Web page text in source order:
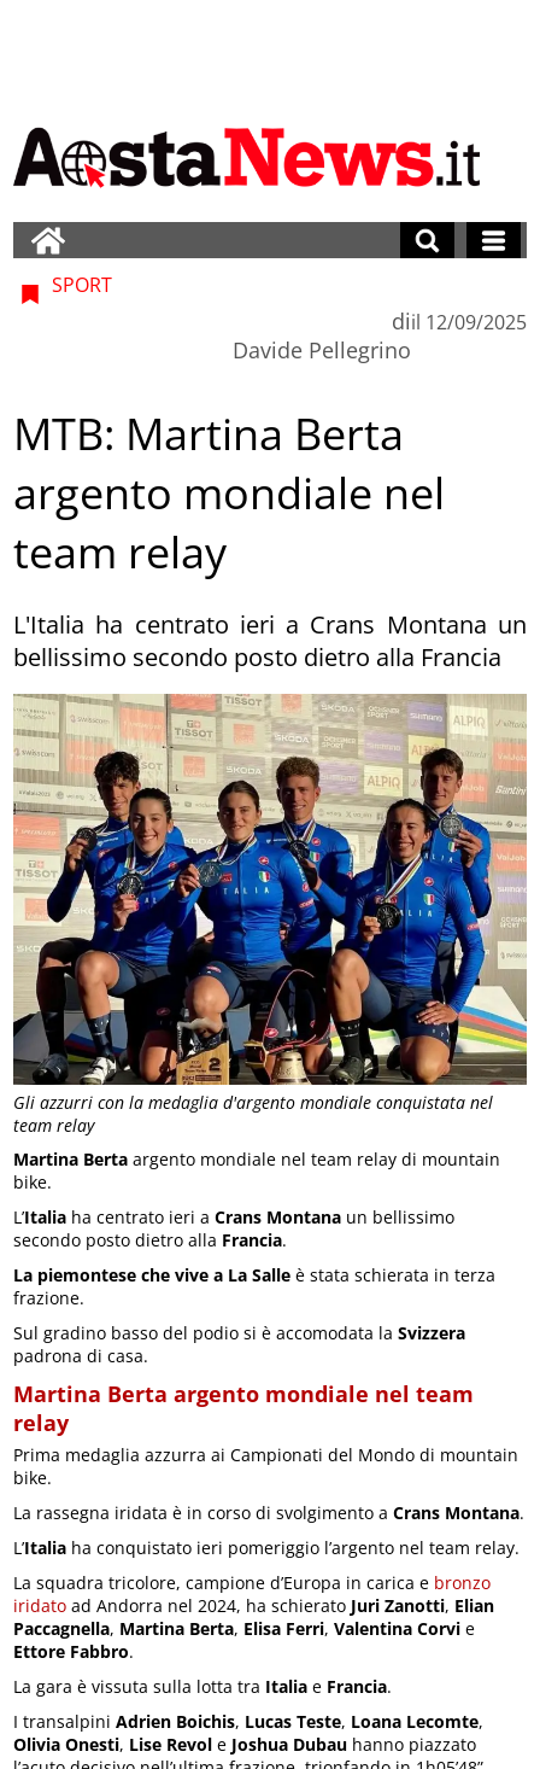
Gli azzurri con la medaglia d'argento mondiale conquistata nel
team relay
SPORT
di
Davide Pellegrino
il 12/09/2025
MTB: Martina Berta
argento mondiale nel
team relay
L'Italia ha centrato ieri a Crans Montana un
bellissimo secondo posto dietro alla Francia
Martina Berta argento mondiale nel team relay di mountain
bike.
L’Italia ha centrato ieri aCrans Montana un bellissimo
secondo posto dietro alla Francia.
La piemontese che vive a La Salle è stata schierata in terza
frazione.
Sul gradino basso del podio si è accomodata laSvizzera
padrona di casa.
Martina Berta argento mondiale nel team
relay
Prima medaglia azzurra ai Campionati del Mondo di mountain
bike.
La rassegna iridata è in corso di svolgimento aCrans Montana.
L’Italia ha conquistato ieri pomeriggio l’argento nel team relay.
La squadra tricolore, campione d’Europa in carica e bronzo
iridato ad Andorra nel 2024, ha schierato Juri Zanotti, Elian
Paccagnella, Martina Berta, Elisa Ferri,Valentina Corvi e
Ettore Fabbro.
La gara è vissuta sulla lotta tra Italia e Francia.
I transalpiniAdrien Boichis, Lucas Teste, Loana Lecomte,
Olivia Onesti, Lise Revol e Joshua Dubau hanno piazzato